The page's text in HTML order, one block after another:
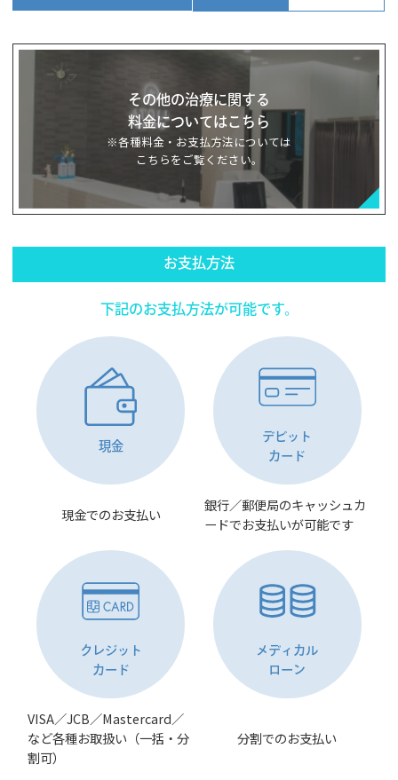
その他の治療に関する
料金についてはこちら
※各種料金・お支払方法については
こちらをご覧ください。
お支払方法
下記のお支払方法が可能です。
現金
現金でのお支払い
デビット
カード
銀行／郵便局のキャッシュカ
ードでお支払いが可能です
クレジット
カード
VISA／JCB／Mastercard／
など各種お取扱い（一括・分
割可）
メディカル
ローン
分割でのお支払い